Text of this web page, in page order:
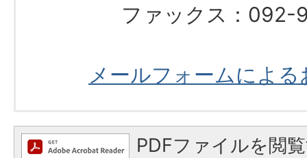
ファックス：092-
メールフォームによ
PDFファイルを閲